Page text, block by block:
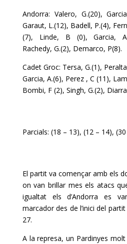
Andorra: Valero, G.(20),
Garaut, L.(12), Badell, P.(4),
(7), Linde, B (0), Garcia,
Rachedy, G.(2), Demarco, P(8).
Cadet Groc: Tersa, G.(1),
Garcia, A.(6), Perez , C (11),
Bombi, F (2), Singh, G.(2),
Parcials: (18 – 13), (12 – 14),
El partit va començar amb els
on van brillar mes els atacs
igualtat els d’Andorra es
marcador des de l’inici del
27.
A la represa, un Pardinyes